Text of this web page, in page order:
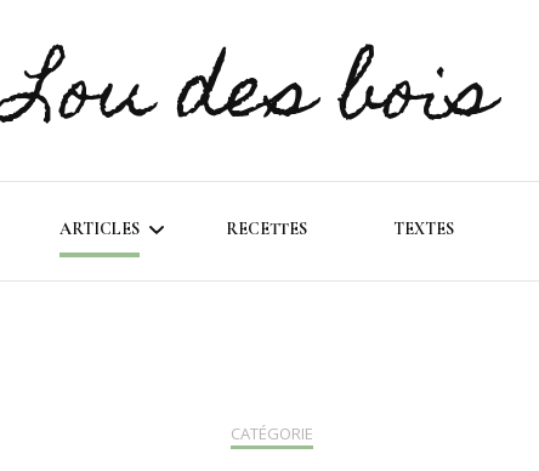
Lou des bois
ARTICLES RECETTES TEXTES
CATÉGORIE